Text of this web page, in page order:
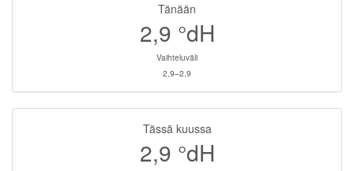
Tänään
2,9 °dH
Vaihteluväli
2,9–2,9
Tässä kuussa
2,9 °dH